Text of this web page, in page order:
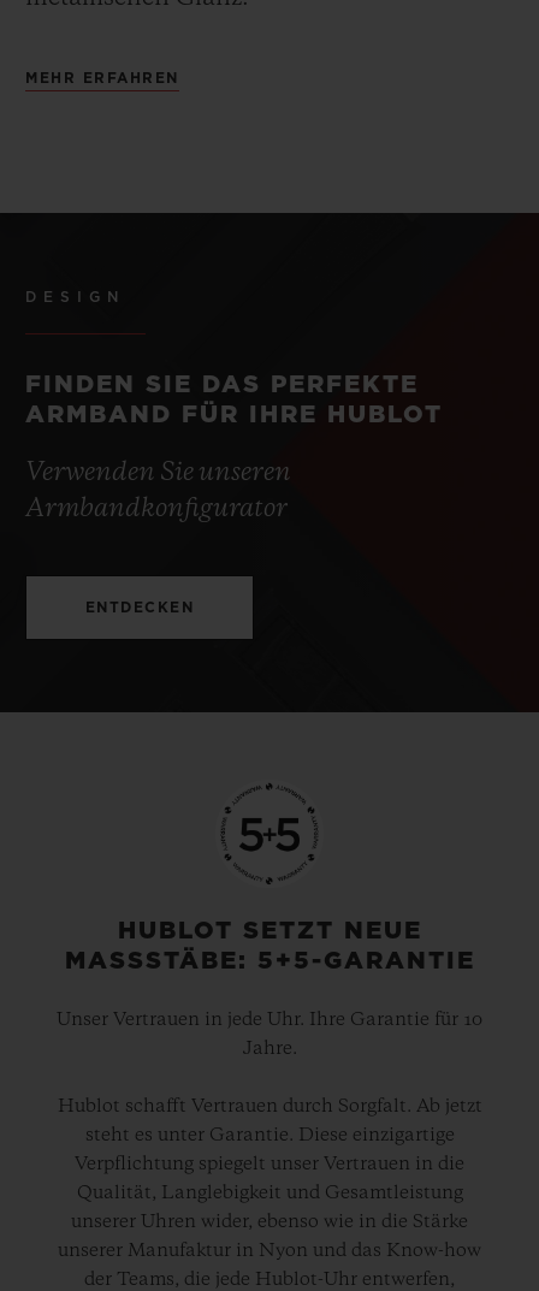
MEHR ERFAHREN
DESIGN
FINDEN SIE DAS PERFEKTE
ARMBAND FÜR IHRE HUBLOT
Verwenden Sie unseren
Armbandkonfigurator
ENTDECKEN
HUBLOT SETZT NEUE
MASSSTÄBE: 5+5-GARANTIE
Unser Vertrauen in jede Uhr. Ihre Garantie für 10
Jahre.
Hublot schafft Vertrauen durch Sorgfalt. Ab jetzt
steht es unter Garantie. Diese einzigartige
Verpflichtung spiegelt unser Vertrauen in die
Qualität, Langlebigkeit und Gesamtleistung
unserer Uhren wider, ebenso wie in die Stärke
unserer Manufaktur in Nyon und das Know-how
der Teams, die jede Hublot-Uhr entwerfen,